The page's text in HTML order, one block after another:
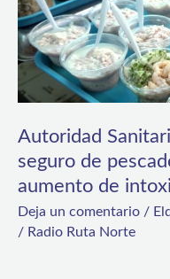
Autoridad
seguro de
aumento de
Deja un comentario /
/ Radio Ruta Norte
llama
al
consumo
seguro
de
pescados
y
mariscos